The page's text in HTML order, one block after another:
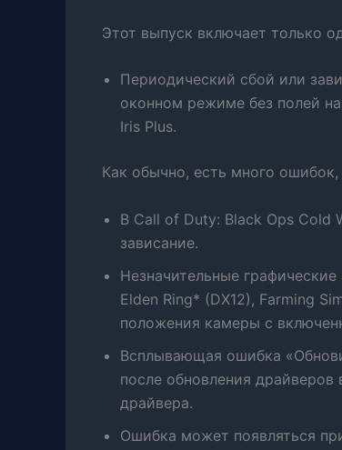
Этот выпуск включает только
Периодический сбой или
оконном режиме без полей
Iris Plus.
Как обычно, есть много
В Call of Duty: Black Ops Cold
зависание.
Незначительные
Elden Ring* (DX12), Farming
положения камеры с
Всплывающая ошибка
после обновления
драйвера.
Ошибка может появляться